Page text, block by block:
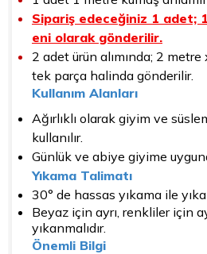
Sipariş edeceğiniz 1 adet;
eni olarak gönderilir.
2 adet ürün alımında; 2
tek parça halinda gönderilir.
Kullanım Alanları
Ağırlıklı olarak giyim ve
kullanılır.
Günlük ve abiye giyime
Yıkama Talimatı
30° de hassas yıkama ile
Beyaz için ayrı, renkliler için
yıkanmalıdır.
Önemli Bilgi